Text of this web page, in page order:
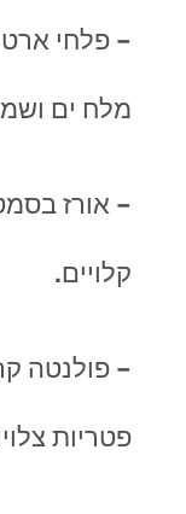
– פלחי
מלח ים
– אורז
קלויים.
– פולנטה
פטריות